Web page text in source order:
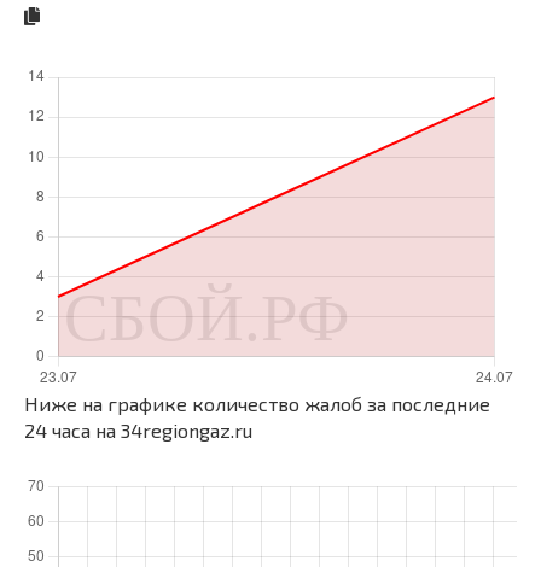
Ниже на графике количество жалоб за последние
24 часа на 34regiongaz.ru